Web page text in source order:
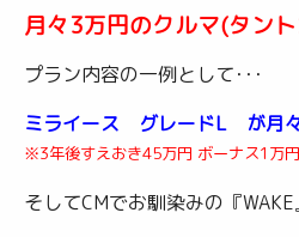
月々3万円のクルマ(タン
プラン内容の一例として･･･
ミライース グレードL が月
※3年後すえおき45万円 ボーナス1万
そしてCMでお馴染みの『WAKE